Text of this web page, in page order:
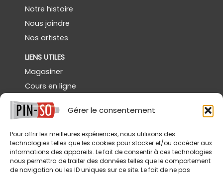
Gérer le consentement
Pour offrir les meilleures expériences, nous utilisons des
technologies telles que les cookies pour stocker et/ou accéder aux
informations des appareils. Le fait de consentir à ces technologies
nous permettra de traiter des données telles que le comportement
de navigation ou les ID uniques sur ce site. Le fait de ne pas
Notre histoire
Nous joindre
Nos artistes
LIENS UTILES
Magasiner
Cours en ligne
Démos gratuites
Powertex Canada
SERVICES
Livraison